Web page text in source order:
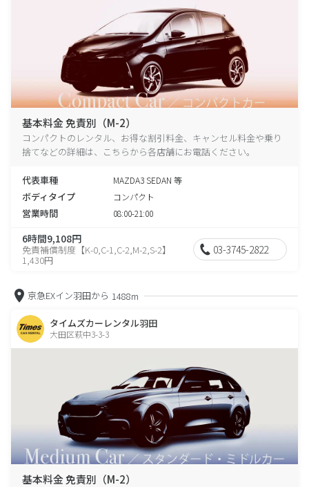
基本料金 免責別（M-2）
コンパクトのレンタル、お得な割引料金、キャンセル料金や乗り
捨てなどの詳細は、こちらから各店舗にお電話ください。
代表車種 MAZDA3 SEDAN 等
ボディタイプ コンパクト
営業時間 08:00-21:00
6時間9,108円
免責補償制度【K-0,C-1,C-2,M-2,S-2】
1,430円
03-3745-2822
京急EXイン羽田から 1488m
タイムズカーレンタル羽田
大田区萩中3-3-3
基本料金 免責別（M-2）